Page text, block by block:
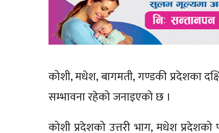
कोशी, मधेश, बागमती, गण्डकी प्रदेशका
सम्भावना रहेको जनाइएको छ ।
कोशी प्रदेशको उत्तरी भाग, मधेश प्रदेशको